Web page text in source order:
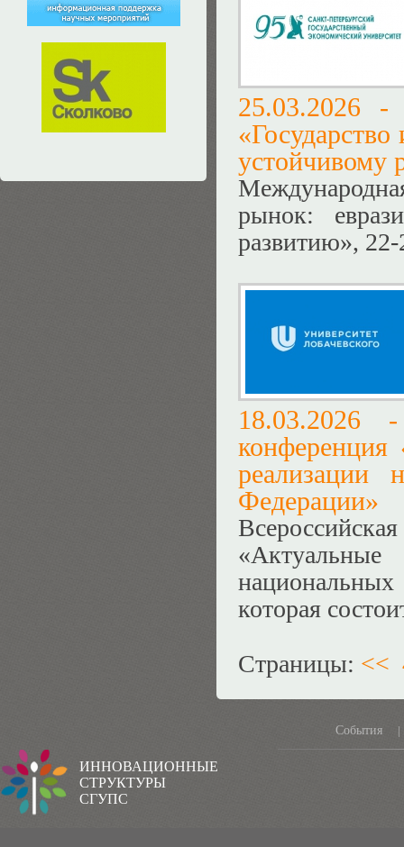
25.03.2026
устойчивому
рынок:
развитию», 22-
реализации
Федерации»
которая
Страницы: <<
События |
ИННОВАЦИОННЫЕ
СТРУКТУРЫ
СГУПС